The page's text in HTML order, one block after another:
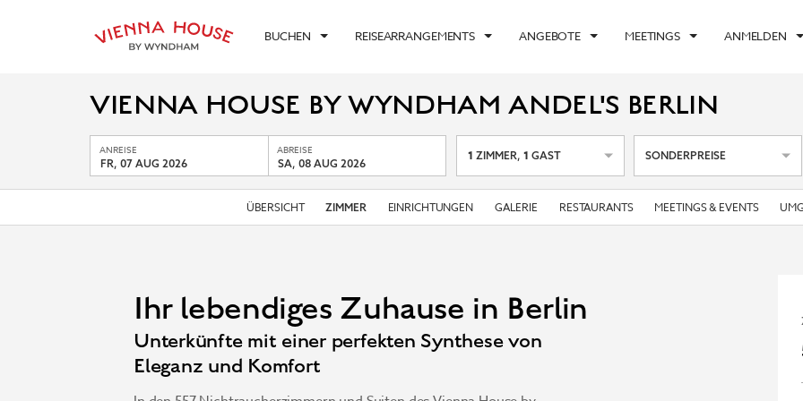
BUCHEN REISEARRANGEMENTS ANGEBOTE MEETINGS ANMELDEN
VIENNA HOUSE BY WYNDHAM ANDEL'S BERLIN
ANREISE
FR, 07 AUG 2026
ABREISE
SA, 08 AUG 2026
1 ZIMMER,1 GAST SONDERPREISE
ÜBERSICHT ZIMMER EINRICHTUNGEN GALERIE RESTAURANTS MEETINGS & EVENTS
Ihr lebendiges Zuhause in Berlin
Unterkünfte mit einer perfekten Synthese von
Eleganz und Komfort